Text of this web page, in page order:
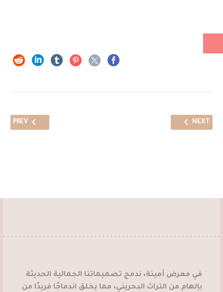
PREV NEXT
في معرض أمينة، ندمج تصميماتنا الجمالية الحديثة
بإلهام من التراث البحريني، مما يخلق اندماجًا فريدًا من